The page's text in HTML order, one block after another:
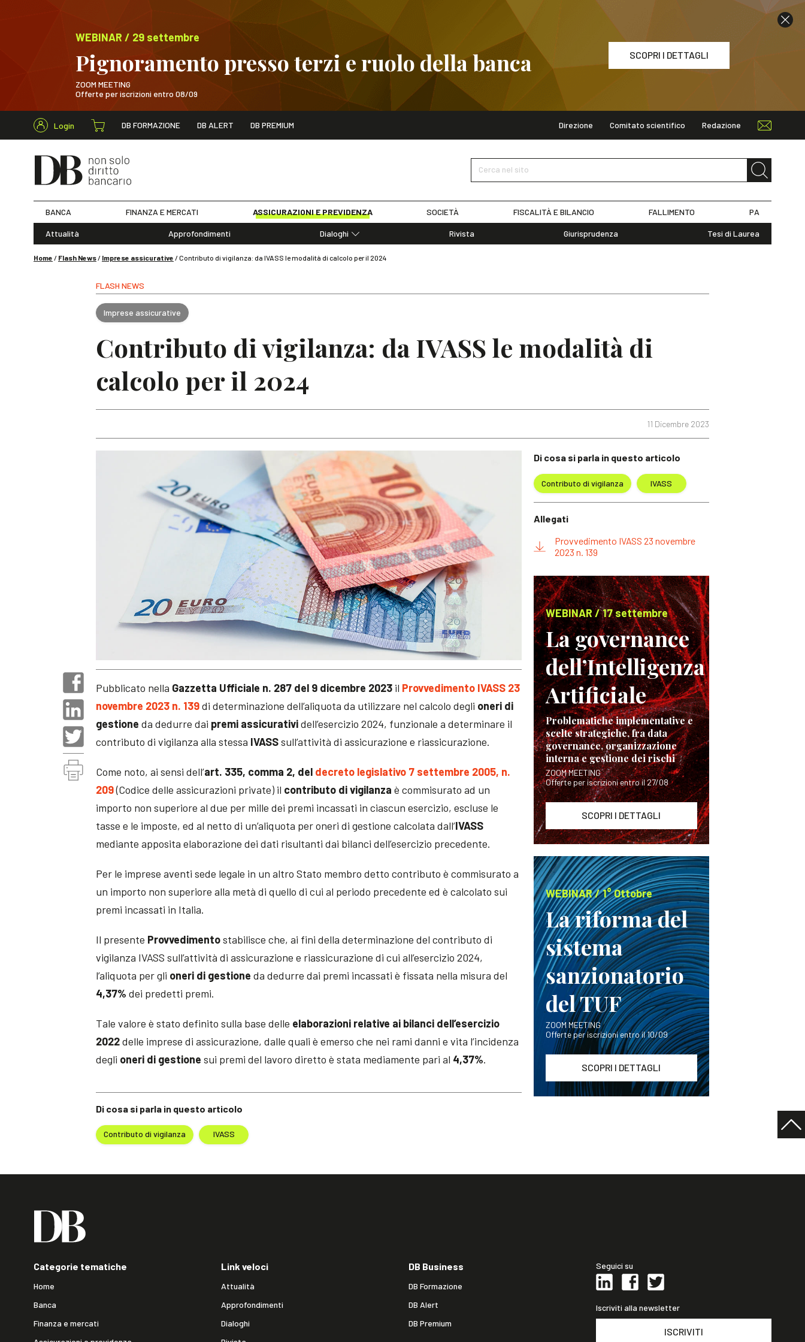
WEBINAR / 29 settembre
Pignoramento presso terzi e ruolo della banca
ZOOM MEETING
Offerte per iscrizioni entro 08/09
SCOPRI I DETTAGLI
WEBINAR / 29 settembre SCOPRI I DETTAGLI
Login DB FORMAZIONE DB ALERT DB PREMIUM Direzione Comitato scientifico Redazione
Cerca nel sito
Cerca nel sito
BANCA FINANZA E MERCATI ASSICURAZIONI E PREVIDENZA SOCIETÀ FISCALITÀ E BILANCIO FALLIMENTO PA
Attualità Approfondimenti
Dialoghi
Rivista Giurisprudenza Tesi di Laurea
Home / Flash News/ Imprese assicurative /Contributo di vigilanza: da IVASS le modalità di calcolo per il 2024
FLASH NEWS
Imprese assicurative
Contributo di vigilanza: da IVASS le modalità di
calcolo per il 2024
11 Dicembre 2023
Di cosa si parla in questo articolo
Contributo di vigilanza IVASS
Pubblicato nella Gazzetta Ufficiale n. 287 del 9 dicembre 2023 il Provvedimento IVASS 23
novembre 2023 n. 139di determinazione dell’aliquota da utilizzare nel calcolo degli oneri di
gestione da dedurre dai premi assicuratividell’esercizio 2024, funzionale a determinare il
contributo di vigilanza alla stessa IVASSsull’attività di assicurazione e riassicurazione.
Come noto, ai sensi dell’art. 335, comma 2, del decreto legislativo 7 settembre 2005, n.
209(Codice delle assicurazioni private) il contributo di vigilanza è commisurato ad un
importo non superiore al due per mille dei premi incassati in ciascun esercizio, escluse le
tasse e le imposte, ed al netto di un’aliquota per oneri di gestione calcolata dall’IVASS
mediante apposita elaborazione dei dati risultanti dai bilanci dell’esercizio precedente.
Per le imprese aventi sede legale in un altro Stato membro detto contributo è commisurato a
un importo non superiore alla metà di quello di cui al periodo precedente ed è calcolato sui
premi incassati in Italia.
Il presente Provvedimentostabilisce che, ai fini della determinazione del contributo di
vigilanza IVASS sull’attività di assicurazione e riassicurazione di cui all’esercizio 2024,
l’aliquota per gli oneri di gestione da dedurre dai premi incassati è fissata nella misura del
4,37% dei predetti premi.
Tale valore è stato definito sulla base delle elaborazioni relative ai bilanci dell’esercizio
2022delle imprese di assicurazione, dalle quali è emerso che nei rami danni e vita l’incidenza
degli oneri di gestione sui premi del lavoro diretto è stata mediamente pari al 4,37%.
Di cosa si parla in questo articolo
Contributo di vigilanza IVASS
Allegati
Provvedimento IVASS 23 novembre
2023 n. 139
WEBINAR / 17 settembre
La governance
dell’Intelligenza
Artificiale
Problematiche implementative e
scelte strategiche, fra data
governance, organizzazione
interna e gestione dei rischi
ZOOM MEETING
Offerte per iscrizioni entro il 27/08
SCOPRI I DETTAGLI
WEBINAR / 1° Ottobre
La riforma del
sistema
sanzionatorio
del TUF
ZOOM MEETING
Offerte per iscrizioni entro il 10/09
SCOPRI I DETTAGLI
Categorie tematiche
Home
Banca
Finanza e mercati
Link veloci
Attualità
Approfondimenti
Dialoghi
DB Business
DB Formazione
DB Alert
DB Premium
Seguici su
Iscriviti alla newsletter
ISCRIVITI